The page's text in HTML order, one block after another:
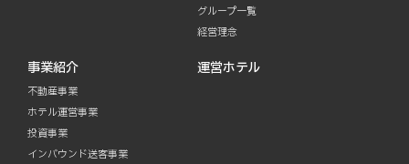
グループ一覧
経営理念
事業紹介
不動産事業
ホテル運営事業
投資事業
インバウンド送客事業
運営ホテル